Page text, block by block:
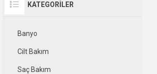
KATEGORILER
Banyo
Cilt Bakım
Saç Bakım